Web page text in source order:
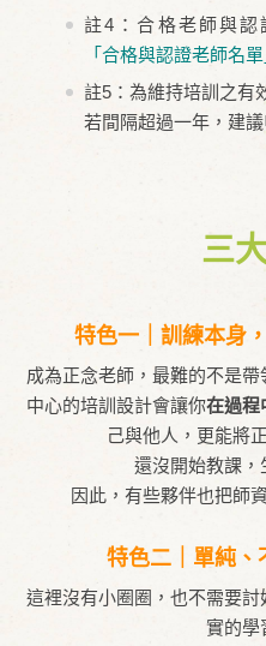
註4：合格老師與認
「合格與認證老師名單
註5：為維持培訓之有
若間隔超過一年，建議
三
特色一｜訓練本身
成為正念老師，最難的不是
中心的培訓設計會讓你在過程
己與他人，更能將
還沒開始教課，
因此，有些夥伴也把師
特色二｜單純、
這裡沒有小圈圈，也不需要
實的學